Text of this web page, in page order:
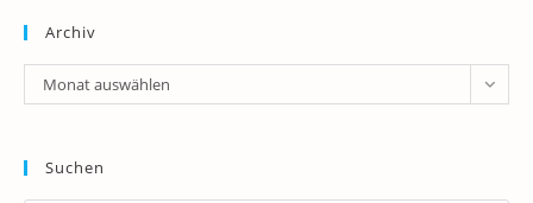
Archiv
Archiv
Monat auswählen
Suchen